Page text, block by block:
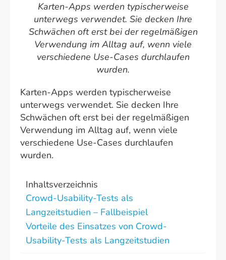
Karten-Apps werden typischerweise
unterwegs verwendet. Sie decken Ihre
Schwächen oft erst bei der regelmäßigen
Verwendung im Alltag auf, wenn viele
verschiedene Use-Cases durchlaufen
wurden.
Karten-Apps werden typischerweise
unterwegs verwendet. Sie decken Ihre
Schwächen oft erst bei der regelmäßigen
Verwendung im Alltag auf, wenn viele
verschiedene Use-Cases durchlaufen
wurden.
Inhaltsverzeichnis
Crowd-Usability-Tests als
Langzeitstudien – Fallbeispiel
Vorteile des Einsatzes von Crowd-
Usability-Tests als Langzeitstudien